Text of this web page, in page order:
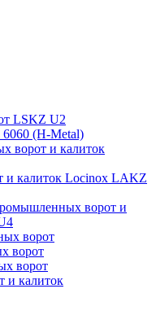
LSKZ U2
(H-Metal)
ворот и калиток
и калиток Locinox LAKZ
ворот и
ворот
ворот
ворот
и калиток